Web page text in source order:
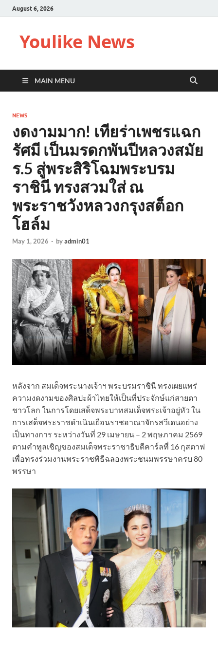
August 6, 2026
Youlike News
MAIN MENU
NEWS
งดงามมาก! เทียร่าเพชรแฉก
รัศมี เป็นมรดกพันปีหลวงสมัย
ร.5 สู่พระสิริโฉมพระบรม
ราชินี ทรงสวมใส่ ณ
พระราชวังหลวงกรุงสต็อก
โฮล์ม
May 1, 2026 - byadmin01
หลังจาก สมเด็จพระนางเจ้าฯ พระบรมราชินี ทรงเผยแพร่
ความงดงามของศิลปะผ้าไทยให้เป็นที่ประจักษ์แก่สายตา
ชาวโลก ในการโดยเสด็จพระบาทสมเด็จพระเจ้าอยู่หัว ใน
การเสด็จพระราชดำเนินเยือนราชอาณาจักรสวีเดนอย่าง
เป็นทางการ ระหว่างวันที่ 29 เมษายน – 2 พฤษภาคม 2569
ตามคำทูลเชิญของสมเด็จพระราชาธิบดีคาร์ลที่ 16 กุสตาฟ
เพื่อทรงร่วมงานพระราชพิธีฉลองพระชนมพรรษาครบ 80
พรรษา